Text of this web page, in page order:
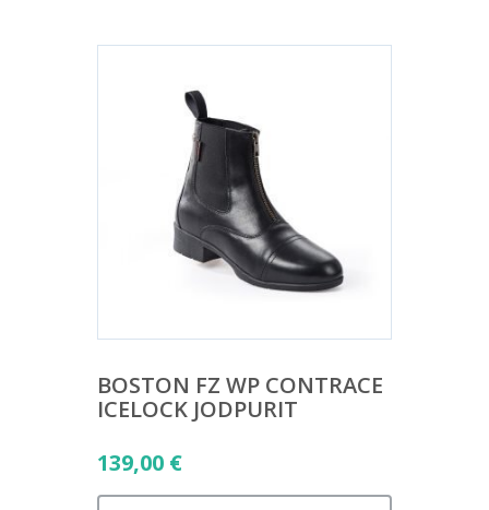
BOSTON FZ WP CONTRACE
ICELOCK JODPURIT
139,00 €